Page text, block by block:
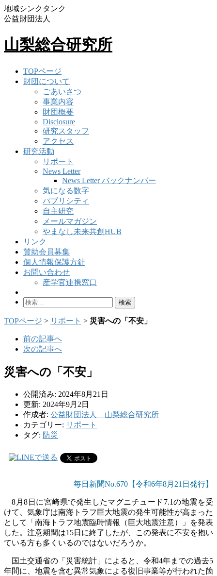
地域シンクタンク
公益財団法人
山梨総合研究所
TOPページ
財団について
ごあいさつ
事業内容
財団概要
Disclosure
研究スタッフ
アクセス
研究活動
リポート
News Letter
News Letter バックナンバー
気になる数字
パブリシティ
自主研究
メールマガジン
やまなし未来共創HUB
リンク
賛助会員募集
個人情報保護方針
お問い合わせ
産学官連携窓口
検
TOPページ > リポート > 災害への「不安」
前の記事へ
次の記事へ
災害への「不安」
公開済み: 2024年8月21日
更新: 2024年9月2日
作成者: 公益財団法人 山梨総合研究所
カテゴリー: リポート
タグ: 防災
毎日新聞No.670【令和6年8月21 日発行】
8 月8 日に宮崎県で発生したマグニチュード 7.1の地震を受
けて、気象庁は南海トラフ巨大地震の発生可能性が高まった
として「南海トラフ地震臨時情報（巨大地震注意）」を発表
した。注意期間は15日に終了したが、この発表に不安を抱い
ている方も多くいるのではないだろうか。
国土交通省の「災害統計」によると、令和4年までの過去5
年間に、地震を含む異常気象による復旧事業等が行われた箇